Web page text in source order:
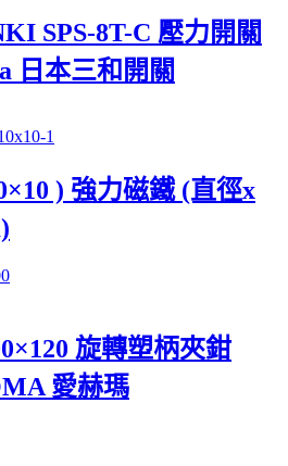
SPS-8T-C 壓力開關
日本三和開關
) 強力磁鐵 (直徑x
旋轉塑柄夾鉗
愛赫瑪